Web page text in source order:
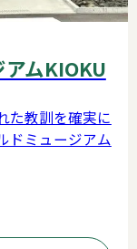
ムKIOKU
た教訓を確実に
ドミュージアム